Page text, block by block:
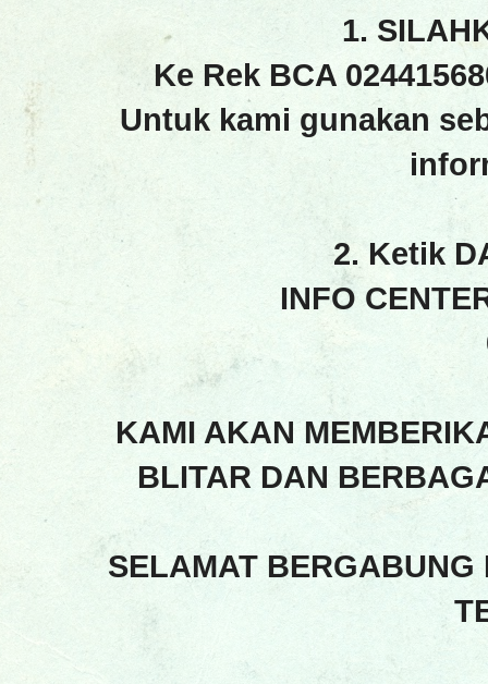
1.
Ke Rek BCA
Untuk kami gunakan
2. Ketik
INFO
KAMI AKAN
BLITAR DAN
SELAMAT